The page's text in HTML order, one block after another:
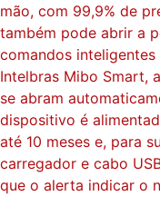
mão, com 99,9% de
também pode abrir a
comandos
Intelbras Mibo Smart,
se abram
dispositivo é
até 10 meses e, para
carregador e cabo
que o alerta indicar o